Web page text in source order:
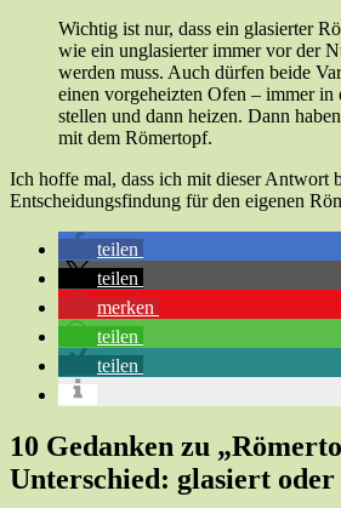
Wichtig ist nur, dass ein glasierter
wie ein unglasierter immer vor der
werden muss. Auch dürfen beide
einen vorgeheizten Ofen – immer in
stellen und dann heizen. Dann
mit dem Römertopf.
Ich hoffe mal, dass ich mit dieser Antwort
Entscheidungsfindung für den eigenen
teilen
teilen
merken
teilen
teilen
10 Gedanken zu
Unterschied: glasiert